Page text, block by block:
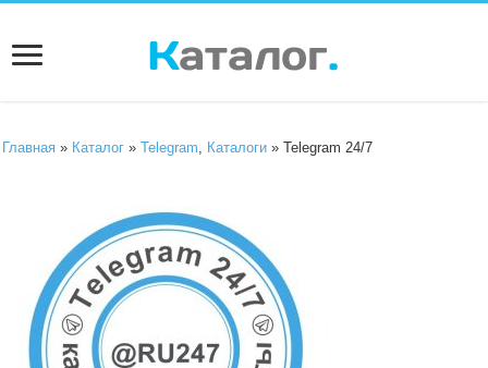
Главная » Каталог »Telegram Каталоги » Telegram 24/7